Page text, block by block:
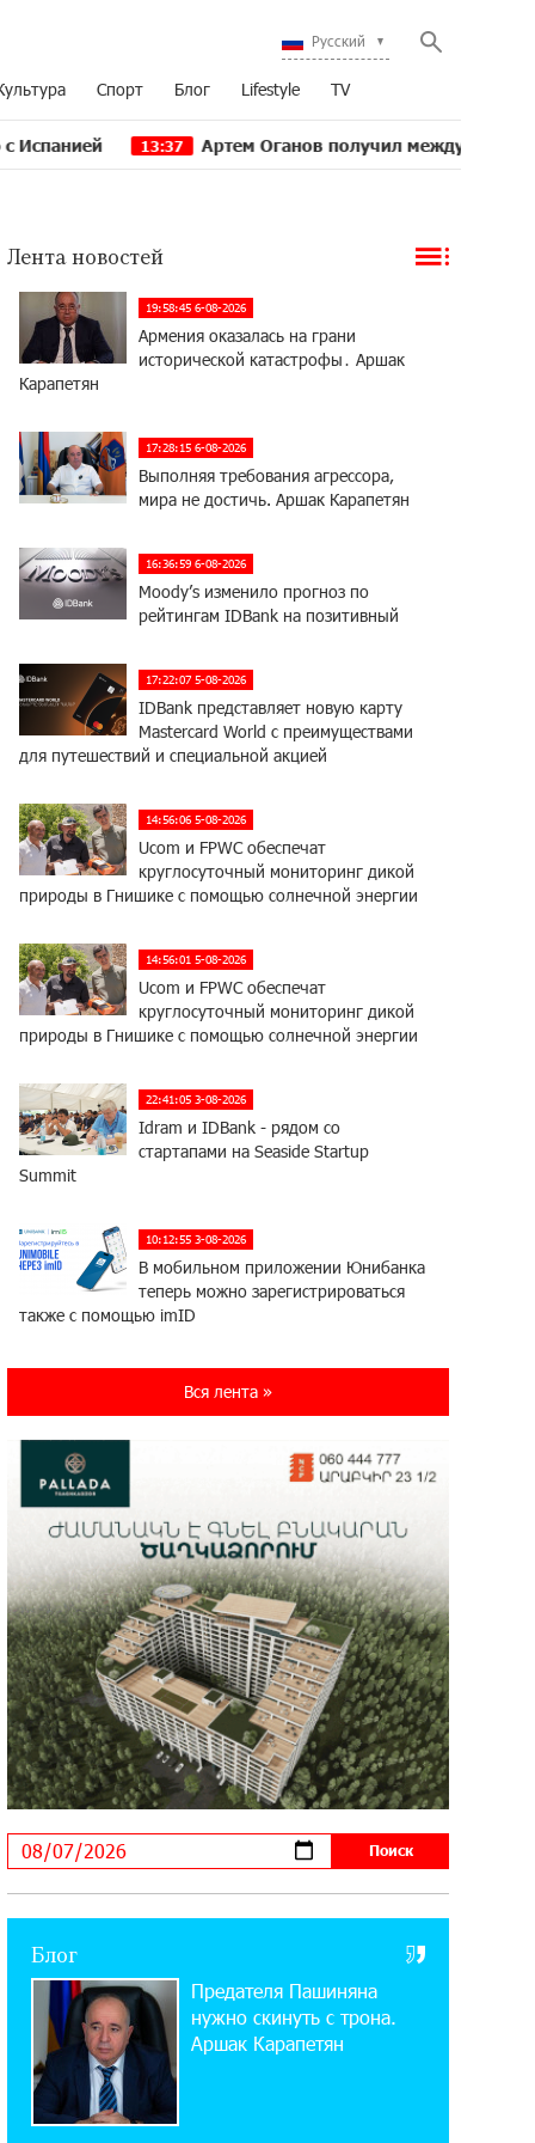
Русский
Спорт Блог Lifestyle TV
13:37 Артем Оганов получил международную
Лента новостей
19:58:45 6-08-2026
Армения оказалась на грани
исторической катастрофы․ Аршак
Карапетян
17:28:15 6-08-2026
Выполняя требования агрессора,
мира не достичь. Аршак Карапетян
16:36:59 6-08-2026
Moody’s изменило прогноз по
рейтингам IDBank на позитивный
17:22:07 5-08-2026
IDBank представляет новую карту
Mastercard World с преимуществами
для путешествий и специальной акцией
14:56:06 5-08-2026
Ucom и FPWC обеспечат
круглосуточный мониторинг дикой
природы в Гнишике с помощью солнечной энергии
14:56:01 5-08-2026
Ucom и FPWC обеспечат
круглосуточный мониторинг дикой
природы в Гнишике с помощью солнечной энергии
22:41:05 3-08-2026
Idram и IDBank - рядом со
стартапами на Seaside Startup
Summit
10:12:55 3-08-2026
В мобильном приложении Юнибанка
теперь можно зарегистрироваться
также с помощью imID
кибератаках на школьников
11:21:15 31-07-2026
ЕАЭС со временем будет
расширяться. Когда-нибудь это
поймёт и рядовой армянин, но будет уже поздно
11:03:52 31-07-2026
Если Израиль использует тему
Геноцида армян против Эрдогана,
то что для него значит сам Геноцид?
17:16:14 30-07-2026
— до 10% годовых и оформление в
мобильном приложении
Платформа Rate.Trading на Seaside
Startup Summit: IDBank представил
инновационное решение
14:44:13 29-07-2026
Состоялось открытие Khachaturian
Rooftop при поддержке IDBank
Вся лента »
Блог
Предателя Пашиняна
нужно скинуть с трона.
Аршак Карапетян